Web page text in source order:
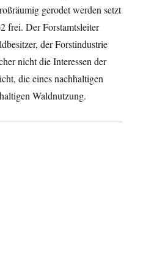
gerodet werden setzt
frei. Der Forstamtsleiter
der Forstindustrie
nicht die Interessen der
die eines nachhaltigen
Waldnutzung.